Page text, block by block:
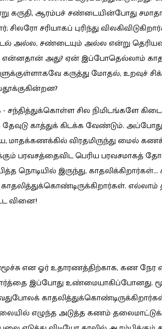
கருதி, ஆரம்பச் சண்டையின்போது
சிலரோ சரியாகப் புரிந்து
அல்ல, சண்டையும் அல்ல என்று
என்னதான் அது? ஏன் இப்போதெல்லாம்
கருத்து மோதல், உறவுச்
- சந்தித்துக்கொள்ள சில நிமிடங்களே
காத்துக் கிடக்க வேண்டும்.
விரதமிருந்து மைல்
பரவசத்தைவிட பெரிய பரவசமாகத்
நொடியில் இருந்து, காதலிக்கிறார்கள்...
காதலித்துக்கொண்டிருக்கிறார்கள்.
வினை!
என ஓர் உதாரணத்திற்காக, கண நேர
இப்போது உண்மையாகிப்போனது.
எழுந்த அடுத்த கணம்